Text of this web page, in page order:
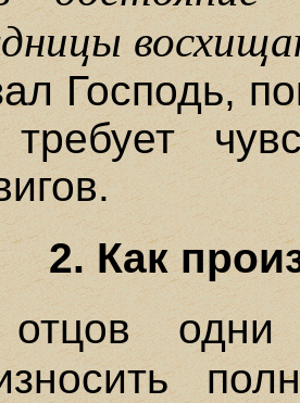
Господь,
требует
2. Как
одни